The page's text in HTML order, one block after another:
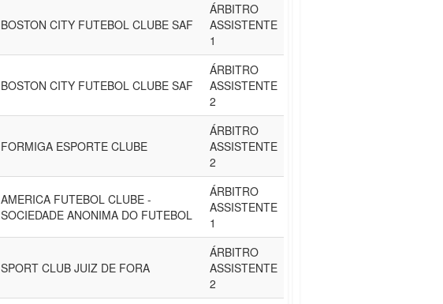
BOSTON CITY FUTEBOL CLUBE SAF
ÁRBITRO
ASSISTENTE
1
BOSTON CITY FUTEBOL CLUBE SAF
ÁRBITRO
ASSISTENTE
2
FORMIGA ESPORTE CLUBE
ÁRBITRO
ASSISTENTE
2
AMERICA FUTEBOL CLUBE -
SOCIEDADE ANONIMA DO FUTEBOL
ÁRBITRO
ASSISTENTE
1
SPORT CLUB JUIZ DE FORA
ÁRBITRO
ASSISTENTE
2